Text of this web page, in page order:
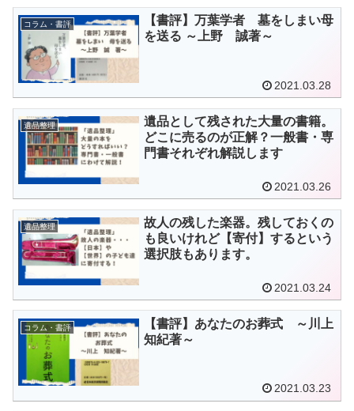
コラム・書評
【書評】万葉学者 墓をしまい母
を送る ～上野 誠著～
2021.03.28
遺品整理
遺品として残された大量の書籍。
どこに売るのが正解？一般書・専
門書それぞれ解説します
2021.03.26
遺品整理
故人の残した楽器。残しておくの
も良いけれど【寄付】するという
選択肢もあります。
2021.03.24
コラム・書評
【書評】あなたのお葬式 ～川上
知紀著～
2021.03.23